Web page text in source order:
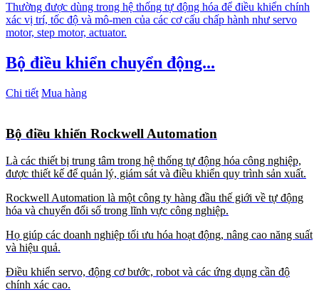
Thường được dùng trong hệ thống tự động hóa để điều khiển chính
xác vị trí, tốc độ và mô-men của các cơ cấu chấp hành như servo
motor, step motor, actuator.
Bộ điều khiển chuyển động...
Chi tiết Mua hàng
Bộ điều khiển Rockwell Automation
Là các thiết bị trung tâm trong hệ thống tự động hóa công nghiệp,
được thiết kế để quản lý, giám sát và điều khiển quy trình sản xuất.
Rockwell Automation là một công ty hàng đầu thế giới về tự động
hóa và chuyển đổi số trong lĩnh vực công nghiệp.
Họ giúp các doanh nghiệp tối ưu hóa hoạt động, nâng cao năng suất
và hiệu quả.
Điều khiển servo, động cơ bước, robot và các ứng dụng cần độ
chính xác cao.